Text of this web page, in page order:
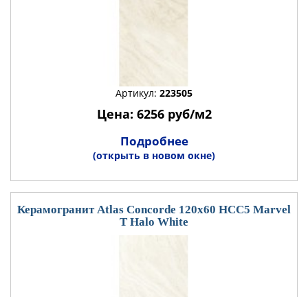
Артикул: 223505
Цена: 6256 руб/м2
Подробнее
(открыть в новом окне)
Керамогранит Atlas Concorde 120x60 HCC5 Marvel
T Halo White